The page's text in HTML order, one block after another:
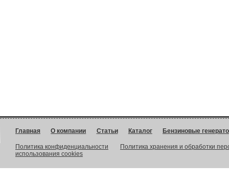
Главная О компании Статьи Каталог Бензиновые
Политика конфиденциальности
Политика хранения и обработки
использования cookies